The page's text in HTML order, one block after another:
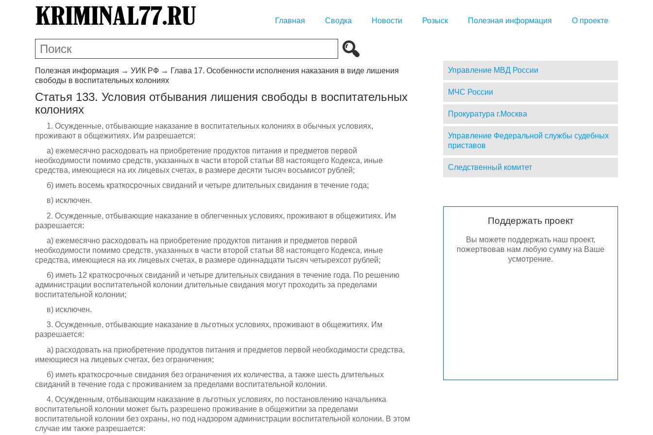
Главная Сводка Новости Розыск Полезная информация О проекте
Полезная информация → УИК РФ → Глава 17. Особенности исполнения наказания в виде лишения
свободы в воспитательных колониях
Статья 133. Условия отбывания лишения свободы в воспитательных
колониях
1. Осужденные, отбывающие наказание в воспитательных колониях в обычных условиях,
проживают в общежитиях. Им разрешается:
а) ежемесячно расходовать на приобретение продуктов питания и предметов первой
необходимости помимо средств, указанных в части второй статьи 88 настоящего Кодекса, иные
средства, имеющиеся на их лицевых счетах, в размере десяти тысяч восьмисот рублей;
б) иметь восемь краткосрочных свиданий и четыре длительных свидания в течение года;
в) исключен.
2. Осужденные, отбывающие наказание в облегченных условиях, проживают в общежитиях. Им
разрешается:
а) ежемесячно расходовать на приобретение продуктов питания и предметов первой
необходимости помимо средств, указанных в части второй статьи 88 настоящего Кодекса, иные
средства, имеющиеся на их лицевых счетах, в размере одиннадцати тысяч четырехсот рублей;
б) иметь 12 краткосрочных свиданий и четыре длительных свидания в течение года. По решению
администрации воспитательной колонии длительные свидания могут проходить за пределами
воспитательной колонии;
в) исключен.
3. Осужденные, отбывающие наказание в льготных условиях, проживают в общежитиях. Им
разрешается:
а) расходовать на приобретение продуктов питания и предметов первой необходимости средства,
имеющиеся на лицевых счетах, без ограничения;
б) иметь краткосрочные свидания без ограничения их количества, а также шесть длительных
свиданий в течение года с проживанием за пределами воспитательной колонии.
4. Осужденным, отбывающим наказание в льготных условиях, по постановлению начальника
воспитательной колонии может быть разрешено проживание в общежитии за пределами
воспитательной колонии без охраны, но под надзором администрации воспитательной колонии. В этом
случае им также разрешается:
Управление МВД России
МЧС России
Прокуратура г.Москва
Управление Федеральной службы судебных
приставов
Следственный комитет
Поддержать проект
Вы можете поддержать наш проект,
пожертвовав нам любую сумму на Ваше
усмотрение.